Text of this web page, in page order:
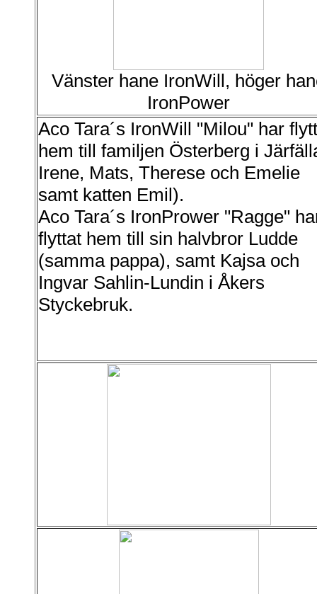
Vänster hane IronWill, höger
IronPower
Aco Tara´s IronWill "Milou" har
hem till familjen Österberg i
Irene, Mats, Therese och Emelie
samt katten Emil).
Aco Tara´s IronPrower "Ragge"
flyttat hem till sin halvbror Ludde
(samma pappa), samt Kajsa och
Ingvar Sahlin-Lundin i Åkers
Styckebruk.